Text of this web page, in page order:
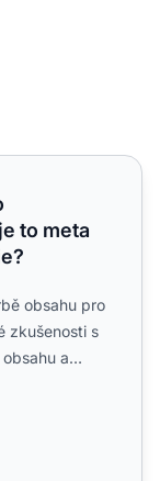
vyhledávání
to meta
obsahu pro
zkušenosti s
a